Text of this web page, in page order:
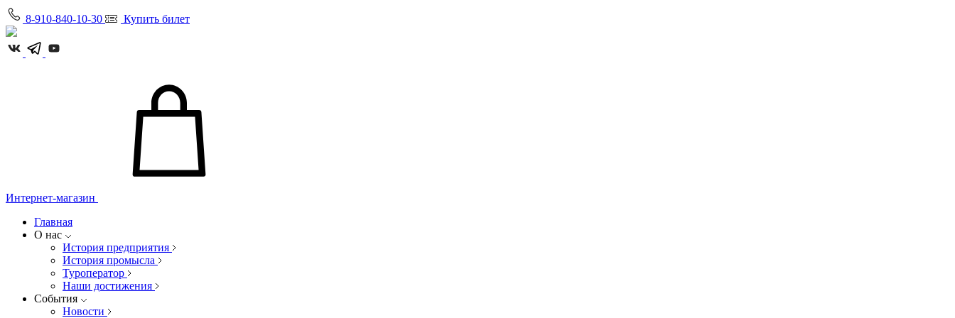
8-910-840-10-30 Купить билет
Интернет-магазин
Главная
О нас
История предприятия
История промысла
Туроператор
Наши достижения
События
Новости